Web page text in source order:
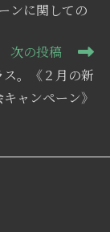
ンに関しての
次の投稿
。《２月の新
ャンペーン》